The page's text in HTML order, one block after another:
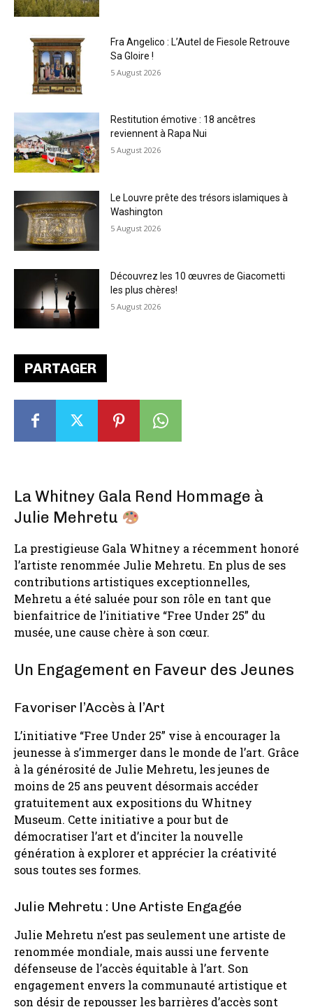
PARTAGER
La Whitney Gala Rend Hommage à
Julie Mehretu
La prestigieuse Gala Whitney a récemment honoré
l’artiste renommée Julie Mehretu. En plus de ses
contributions artistiques exceptionnelles,
Mehretu a été saluée pour son rôle en tant que
bienfaitrice de l’initiative “Free Under 25” du
musée, une cause chère à son cœur.
Un Engagement en Faveur des Jeunes
Favoriser l’Accès à l’Art
L’initiative “Free Under 25” vise à encourager la
jeunesse à s’immerger dans le monde de l’art. Grâce
à la générosité de Julie Mehretu, les jeunes de
moins de 25 ans peuvent désormais accéder
gratuitement aux expositions du Whitney
Museum. Cette initiative a pour but de
démocratiser l’art et d’inciter la nouvelle
génération à explorer et apprécier la créativité
sous toutes ses formes.
Julie Mehretu : Une Artiste Engagée
Julie Mehretu n’est pas seulement une artiste de
renommée mondiale, mais aussi une fervente
défenseuse de l’accès équitable à l’art. Son
engagement envers la communauté artistique et
son désir de repousser les barrières d’accès sont
Fra Angelico : L’Autel de Fiesole Retrouve
Sa Gloire !
5 August 2026
Restitution émotive : 18 ancêtres
reviennent à Rapa Nui
5 August 2026
Le Louvre prête des trésors islamiques à
Washington
5 August 2026
Découvrez les 10 œuvres de Giacometti
les plus chères!
5 August 2026